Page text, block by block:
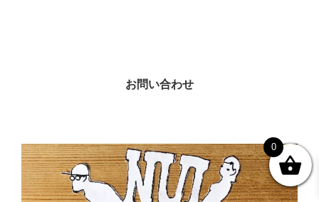
お問い合わせ
0